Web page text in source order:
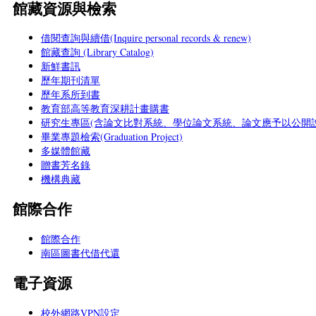
館藏資源與檢索
借閱查詢與續借(Inquire personal records & renew)
館藏查詢 (Library Catalog)
新鮮書訊
歷年期刊清單
歷年系所到書
教育部高等教育深耕計畫購書
研究生專區(含論文比對系統、學位論文系統、論文應予以公開
畢業專題檢索(Graduation Project)
多媒體館藏
贈書芳名錄
機構典藏
館際合作
館際合作
南區圖書代借代還
電子資源
校外網路VPN設定